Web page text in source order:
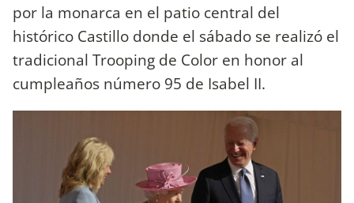
por la monarca en el patio central del
histórico Castillo donde el sábado se realizó el
tradicional Trooping de Color en honor al
cumpleaños número 95 de Isabel II.